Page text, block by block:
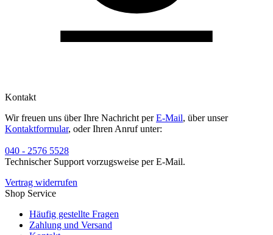
Kontakt
Wir freuen uns über Ihre Nachricht perE-Mail, über unser
Kontaktformular, oder Ihren Anruf unter:
040 - 2576 5528
Technischer Support vorzugsweise per E-Mail.
Vertrag widerrufen
Shop Service
Häufig gestellte Fragen
Zahlung und Versand